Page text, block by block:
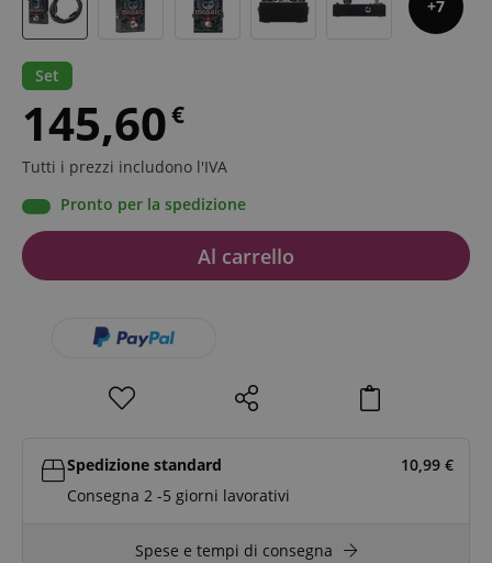
7
Set
145,60€
Tutti i prezzi includono l'IVA
Pronto per la spedizione
Al carrello
Spedizione standard 10,99 €
Consegna 2 -5 giorni lavorativi
Spese e tempi di consegna